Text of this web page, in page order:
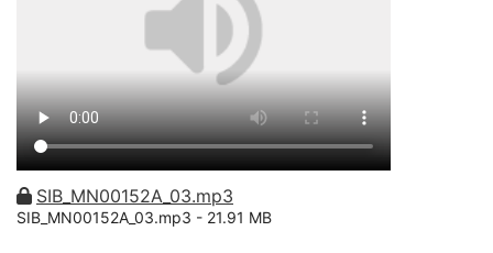
SIB_MN00152A_03.mp3
SIB_MN00152A_03.mp3 - 21.91 MB